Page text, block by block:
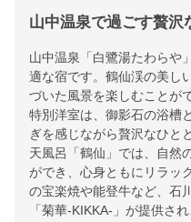
山中温泉で過ごす贅沢
山中温泉「白鷺湯たわらや
適な宿です。鶴仙渓の美し
づいた風景を楽しむことが
特別洋室は、御影石の浴槽
ぎを感じながら贅沢なひと
天風呂「鶴仙」では、自然
ができ、心身ともにリラッ
の宝楽焼や能登牛など、石
「菊華-KIKKA-」が提供さ